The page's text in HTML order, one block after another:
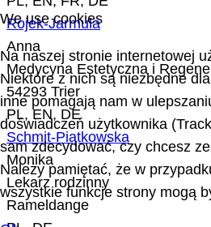
Rojek-Jarmula
Anna
Medycyna Estetyczna i
54293 Trier
PL, EN, DE
Schmit-Piątkowska
Monika
Lekarz rodzinny
Rameldange
We use cookies
Na naszej stronie internetowej
Niektóre z nich są niezbędne
inne pomagają nam w
doświadczeń użytkownika
sam zdecydować, czy chcesz
Należy pamiętać, że w
wszystkie funkcje strony mogą